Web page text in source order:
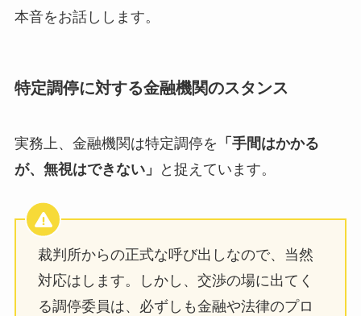
本音をお話しします。
特定調停に対する金融機関のスタンス
実務上、金融機関は特定調停を 「手間はかかる
が、無視はできない」
と捉えています。
裁判所からの正式な呼び出しなので、当然
対応はします。しかし、交渉の場に出てく
る調停委員は、必ずしも金融や法律のプロ